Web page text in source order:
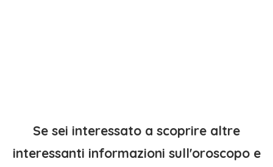
Se sei interessato a scoprire altre
interessanti informazioni sull'oroscopo e